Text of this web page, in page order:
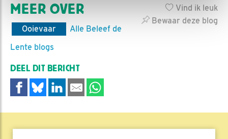
Vind ik leuk
Bewaar deze blog
MEER OVER
Ooievaar
Alle Beleef de
Lente blogs
DEEL DIT BERICHT